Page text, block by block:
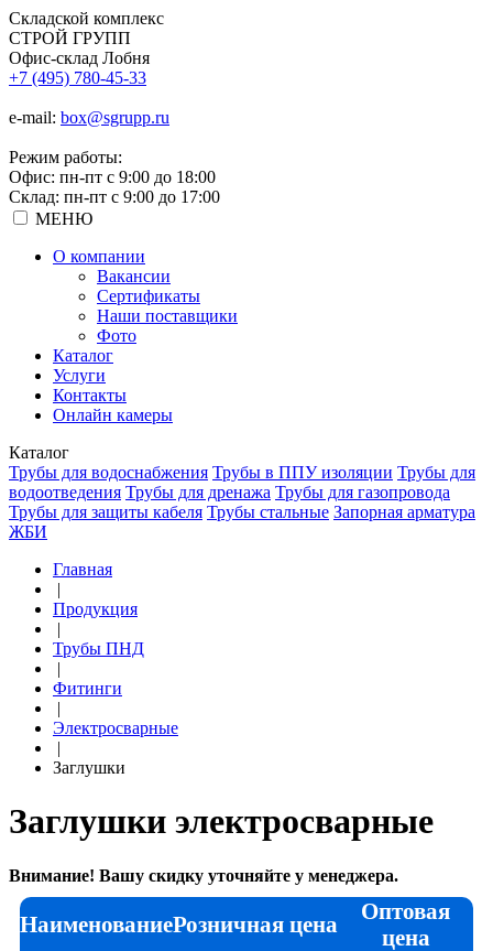
Складской комплекс
СТРОЙ ГРУПП
Офис-склад Лобня
+7 (495) 780-45-33
e-mail: box@sgrupp.ru
Режим работы:
Офис: пн-пт с 9:00 до 18:00
Склад: пн-пт с 9:00 до 17:00
МЕНЮ
О компании
Вакансии
Сертификаты
Наши поставщики
Фото
Каталог
Услуги
Контакты
Онлайн камеры
Каталог
Трубы для водоснабжения Трубы в ППУ изоляции Трубы для
водоотведения Трубы для дренажа Трубы для газопровода
Трубы для защиты кабеля Трубы стальные Запорная арматура
ЖБИ
Главная
|
Продукция
|
Трубы ПНД
|
Фитинги
|
Электросварные
|
Заглушки
Заглушки электросварные
Внимание! Вашу скидку уточняйте у менеджера.
НаименованиеРозничная цена
Оптовая
цена